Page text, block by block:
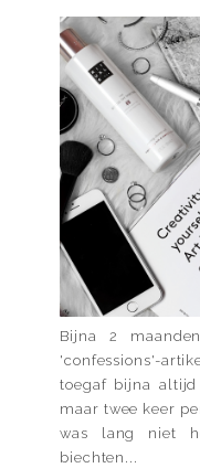
Bijna 2
'confessions'-
toegaf bijna
maar twee keer
was lang niet
biechten...